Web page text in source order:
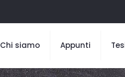
Chi siamo Appunti